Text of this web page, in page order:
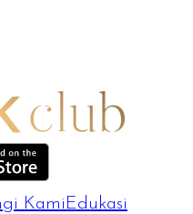
Kami Edukasi